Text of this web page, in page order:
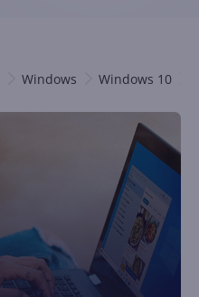
Windows Windows 10